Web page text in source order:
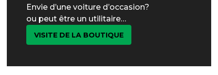
Envie d’une voiture d’occasion?
ou peut être un utilitaire…
VISITE DE LA BOUTIQUE